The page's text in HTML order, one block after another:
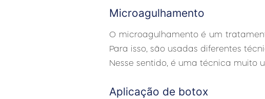
Microagulhamento
O microagulhamento é um
Para isso, são usadas diferentes
Nesse sentido, é uma técnica muito
Aplicação de botox